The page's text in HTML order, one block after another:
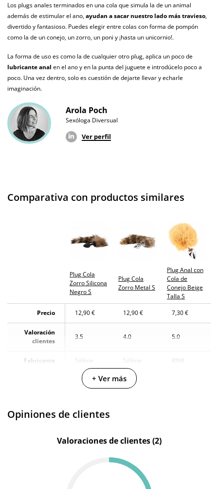
No testado en
animales
Garantías 3 años de garantía
original
¿Cuándo lo
recibo?
El martes 11 de agosto (fecha estimada)
Los plugs anales terminados en una cola que simula la de un animal
además de estimular el ano,ayudan a sacar nuestro lado más travieso,
divertido y fantasioso. Puedes elegir entre colas con forma de pompón
como la de un conejo, un zorro, un poni y ¡hasta un unicornio!.
La forma de uso es como la de cualquier otro plug, aplica un poco de
lubricante anal en el ano y en la punta del juguete e introdúcelo poco a
poco. Una vez dentro, solo es cuestión de dejarte llevar y echarle
imaginación.
Arola Poch
Sexóloga Diversual
Ver perfil
Comparativa con productos similares
Plug Cola
Zorro Silicona
Negro S
Plug Cola
Zorro Metal S
Plug Anal con
Cola de
Conejo Beige
Talla S
Precio
12,90 € 12,90 € 7,30 €
Valoración
clientes
3.5 4.0 5.0
Fabricante Sélène Sélène KINK
Marrón Marrón
Longitud
3 cm
+ Ver más
Opiniones de clientes
Valoraciones de clientes (2)